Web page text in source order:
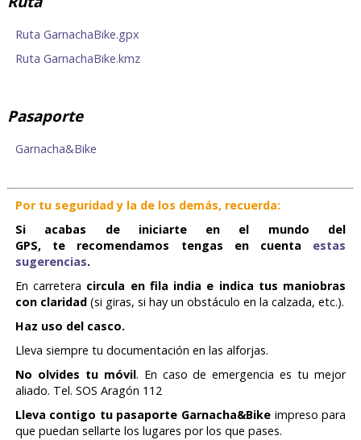
Ruta GarnachaBike.gpx
Ruta GarnachaBike.kmz
Pasaporte
Garnacha&Bike
Por tu seguridad y la de los demás, recuerda:
Si acabas de iniciarte en el mundo del
GPS, te recomendamos tengas en cuenta estas
sugerencias.
En carretera circula en fila india e indica tus maniobras
con claridad(si giras, si hay un obstáculo en la calzada, etc.).
Haz uso del casco.
Lleva siempre tu documentación en las alforjas.
No olvides tu móvil. En caso de emergencia es tu mejor
aliado. Tel. SOS Aragón 112
Lleva contigo tu pasaporte Garnacha&Bike impreso para
que puedan sellarte los lugares por los que pases.